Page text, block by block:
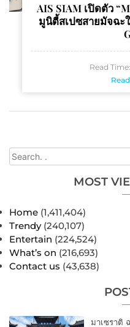
MOST
Home (1,411,404)
Trendy (240,107)
Entertain (224,524)
What’s on (216,693)
Contact us (43,638)
มาเซราติ
AIS SIAM เปิดตัว
มูนิตี้สเปซสายมัจฉะ
Read Time: